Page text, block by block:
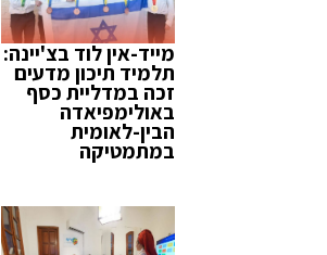
מייד-אין לוד בצ'יינה:
תלמיד תיכון מדעים
זכה במדליית כסף
באולימפיאדה
הבין-לאומית
במתמטיקה